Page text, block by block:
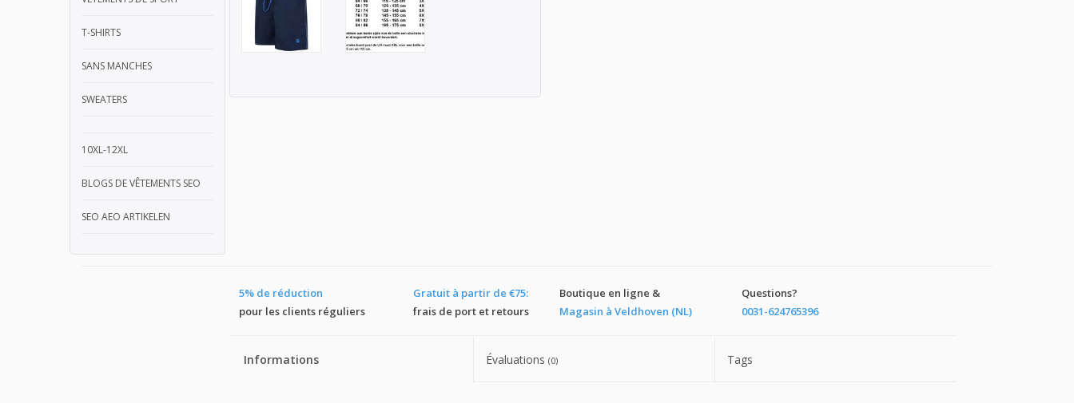
T-SHIRTS
SANS MANCHES
SWEATERS
10XL-12XL
BLOGS DE VÊTEMENTS SEO
SEO AEO ARTIKELEN
5% de réduction
pour les clients réguliers
Gratuit à partir de €75:
frais de port et retours
Boutique en ligne &
Magasin à Veldhoven (NL)
Questions?
0031-624765396
Informations Évaluations (0) Tags